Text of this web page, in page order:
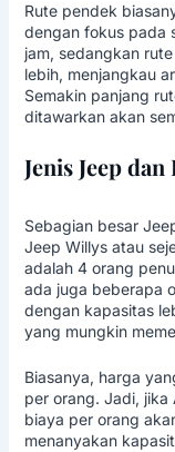
Rute pendek
dengan fokus pada
jam, sedangkan
lebih, menjangkau
Semakin panjang
ditawarkan akan
Jenis Jeep
Sebagian besar
Jeep Willys atau
adalah 4 orang
ada juga beberapa
dengan kapasitas
yang mungkin
Biasanya, harga
per orang. Jadi, jika
biaya per orang
menanyakan